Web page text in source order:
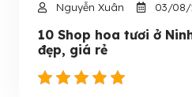
Nguyễn Xuân 03/08/
10 Shop hoa tươi ở
đẹp, giá rẻ